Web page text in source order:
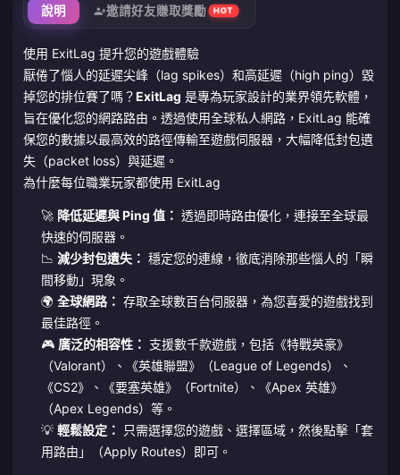
說明 邀請好友賺取獎勵 HOT
使用 ExitLag 提升您的遊戲體驗
厭倦了惱人的延遲尖峰（lag spikes）和高延遲（high ping）毀
掉您的排位賽了嗎？ExitLag 是專為玩家設計的業界領先軟體，
旨在優化您的網路路由。透過使用全球私人網路，ExitLag 能確
保您的數據以最高效的路徑傳輸至遊戲伺服器，大幅降低封包遺
失（packet loss）與延遲。
為什麼每位職業玩家都使用 ExitLag
🚀 降低延遲與 Ping 值： 透過即時路由優化，連接至全球最
快速的伺服器。
📉 減少封包遺失： 穩定您的連線，徹底消除那些惱人的「瞬
間移動」現象。
🌍 全球網路： 存取全球數百台伺服器，為您喜愛的遊戲找到
最佳路徑。
🎮 廣泛的相容性： 支援數千款遊戲，包括《特戰英豪》
（Valorant）、《英雄聯盟》（League of Legends）、
《CS2》、《要塞英雄》（Fortnite）、《Apex 英雄》
（Apex Legends）等。
💡 輕鬆設定：
只需選擇您的遊戲、選擇區域，然後點擊「套
用路由」（Apply Routes）即可。